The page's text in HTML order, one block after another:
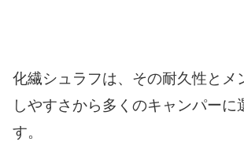
化繊シュラフは、その耐久性とメ
しやすさから多くのキャンパーに
す。